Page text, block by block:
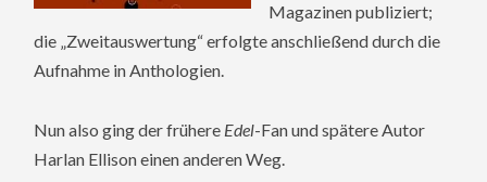
Magazinen publiziert;
die „Zweitauswertung“ erfolgte anschließend durch die
Aufnahme in Anthologien.
Nun also ging der frühere Edel-Fan und spätere Autor
Harlan Ellison einen anderen Weg.